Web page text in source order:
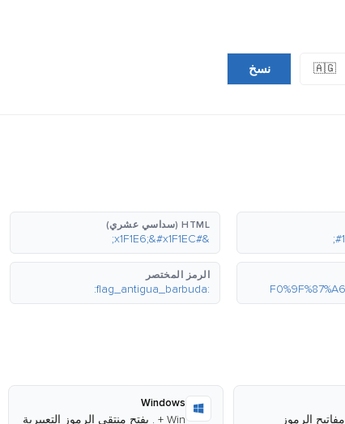
🇦🇬 نسخ
HTML (سداسي عشري)
&#x1F1E6;&#x1F1EC;
الرمز المختصر
:flag_antigua_barbuda:
الرموز
Windows
Win + . يفتح منتقي الرموز التعبيرية